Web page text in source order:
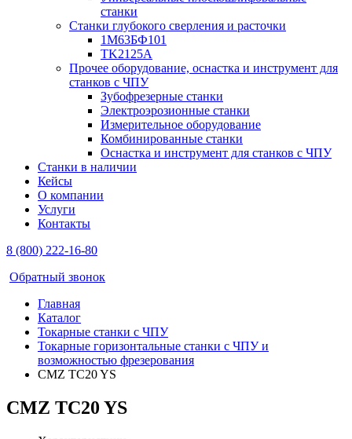
станки
Станки глубокого сверления и расточки
1М63БФ101
TK2125A
Прочее оборудование, оснастка и инструмент для
станков с ЧПУ
Зубофрезерные станки
Электроэрозионные станки
Измерительное оборудование
Комбинированные станки
Оснастка и инструмент для станков с ЧПУ
Станки в наличии
Кейсы
О компании
Услуги
Контакты
8 (800) 222-16-80
Обратный звонок
Главная
Каталог
Токарные станки с ЧПУ
Токарные горизонтальные станки с ЧПУ и
возможностью фрезерования
CMZ TC20 YS
CMZ TC20 YS